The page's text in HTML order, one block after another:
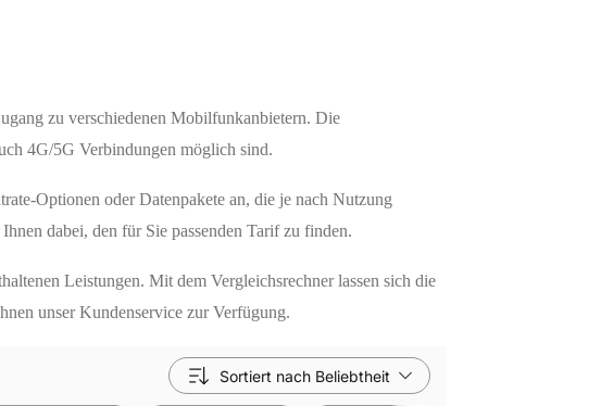
zu verschiedenen Mobilfunkanbietern. Die
4G/5G Verbindungen möglich sind.
Optionen oder Datenpakete an, die je nach Nutzung
dabei, den für Sie passenden Tarif zu finden.
Leistungen. Mit dem Vergleichsrechner lassen sich die
unser Kundenservice zur Verfügung.